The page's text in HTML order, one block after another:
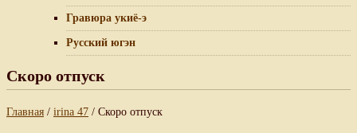
Гравюра укиё-э
Русский югэн
Скоро отпуск
Главная / irina 47 / Скоро отпуск